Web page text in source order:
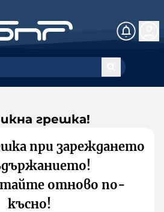
грешка!
при зареждането
отново по-
късно!